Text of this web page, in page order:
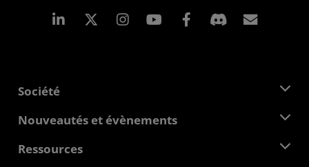
LinkedIn Instagram Facebook
Société
À propos d'AMD
Responsabilité d'entreprise
Nouveautés et évènements
Salle de presse
Ressources